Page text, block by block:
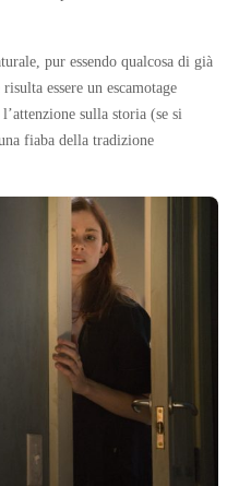
pur essendo qualcosa di già
essere un escamotage
sulla storia (se si
fiaba della tradizione